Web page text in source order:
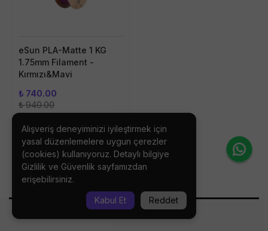
eSun PLA-Matte 1 KG
1.75mm Filament -
Kırmızı&Mavi
₺ 740.00
₺ 940.00
Stokta Yok
Alışveriş deneyiminizi iyileştirmek için
yasal düzenlemelere uygun çerezler
(cookies) kullanıyoruz. Detaylı bilgiye
Gizlilik ve Güvenlik sayfamızdan
erişebilirsiniz.
Kabul Et Reddet